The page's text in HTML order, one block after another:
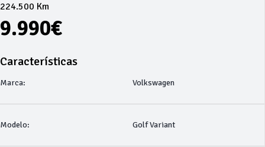
224.500 Km
9.990€
Características
Marca: Volkswagen
Modelo: Golf Variant